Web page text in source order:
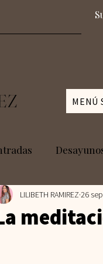
MENÚ
semanal Meal
LILIBETH RAMIREZ 26